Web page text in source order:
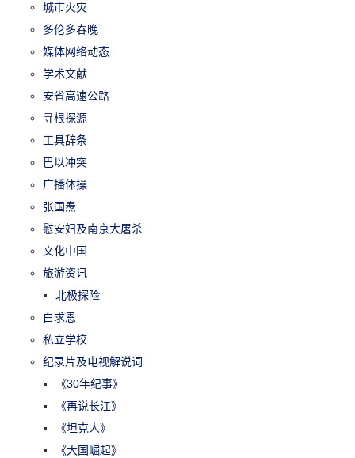
城市火灾
多伦多春晚
媒体网络动态
学术文献
安省高速公路
寻根探源
工具辞条
巴以冲突
广播体操
张国焘
慰安妇及南京大屠杀
文化中国
旅游资讯
北极探险
白求恩
私立学校
纪录片及电视解说词
《30年纪事》
《再说长江》
《坦克人》
《大国崛起》